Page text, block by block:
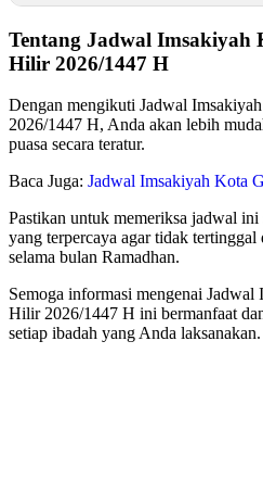
Tentang Jadwal
Hilir 2026/1447 H
Dengan mengikuti Jadwal
2026/1447 H, Anda akan lebih
puasa secara teratur.
Baca Juga: Jadwal Imsakiyah Kota
Pastikan untuk memeriksa jadwal ini
yang terpercaya agar tidak
selama bulan Ramadhan.
Semoga informasi mengenai
Hilir 2026/1447 H ini bermanfaat
setiap ibadah yang Anda laksanakan.